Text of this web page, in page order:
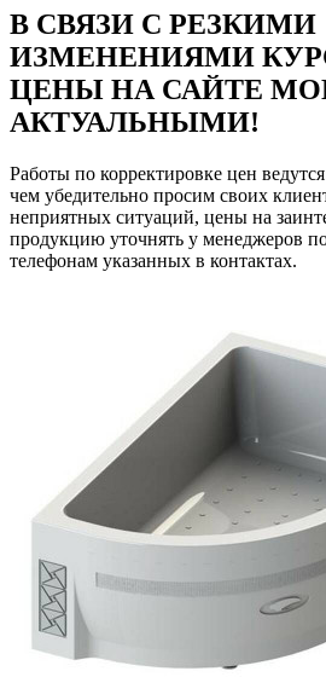
В СВЯЗИ С РЕЗКИМИ
ИЗМЕНЕНИЯМИ
ЦЕНЫ НА САЙТЕ
АКТУАЛЬНЫМИ!
Работы по корректировке цен
чем убедительно просим своих
неприятных ситуаций, цены на
продукцию уточнять у менеджеров
телефонам указанных в контактах.